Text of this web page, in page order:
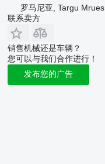
罗马尼亚, Targu Mrues
联系卖方
销售机械还是车辆？
您可以与我们合作进行！
发布您的广告